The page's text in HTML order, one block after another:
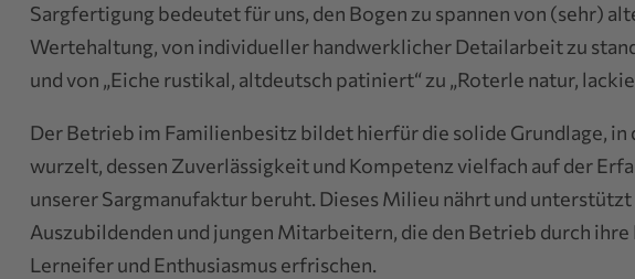
Sargfertigung bedeutet für uns, den Bogen zu spannen von (sehr)
Wertehaltung, von individueller handwerklicher Detailarbeit zu
und von „Eiche rustikal, altdeutsch patiniert“ zu „Roterle natur,
Der Betrieb im Familienbesitz bildet hierfür die solide Grundlage,
wurzelt, dessen Zuverlässigkeit und Kompetenz vielfach auf der
unserer Sargmanufaktur beruht. Dieses Milieu nährt und
Auszubildenden und jungen Mitarbeitern, die den Betrieb durch
Lerneifer und Enthusiasmus erfrischen.